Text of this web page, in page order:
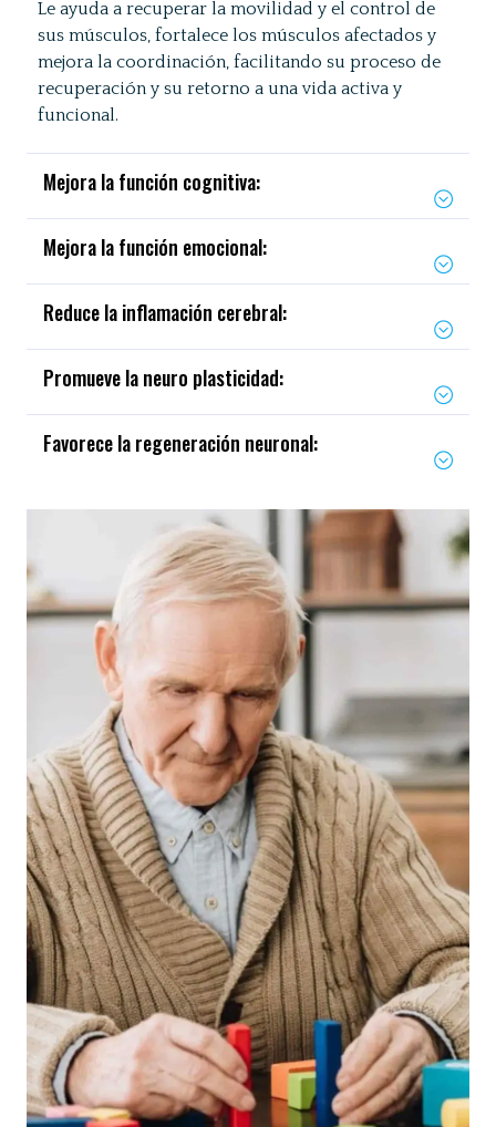
Le ayuda a recuperar la movilidad y el control de
sus músculos, fortalece los músculos afectados y
mejora la coordinación, facilitando su proceso de
recuperación y su retorno a una vida activa y
funcional.
Mejora la función cognitiva:
Mejora la función emocional:
Reduce la inflamación cerebral:
Promueve la neuro plasticidad:
Favorece la regeneración neuronal: